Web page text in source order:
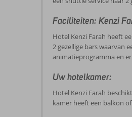
Faciliteiten: Kenzi
Hotel Kenzi Farah heeft
2 gezellige bars waarvan
animatieprogramma en
Uw hotelkamer:
Hotel Kenzi Farah
kamer heeft een balkon